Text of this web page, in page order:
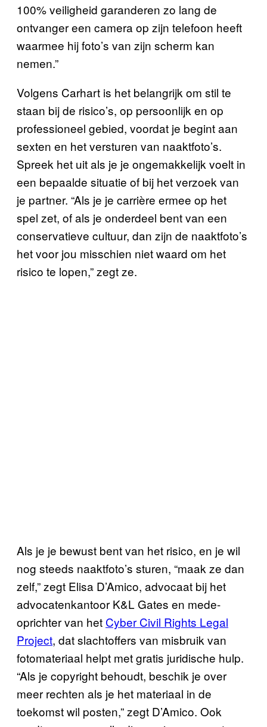
100% veiligheid garanderen zo lang de
ontvanger een camera op zijn telefoon heeft
waarmee hij foto’s van zijn scherm kan
nemen.”
Volgens Carhart is het belangrijk om stil te
staan bij de risico’s, op persoonlijk en op
professioneel gebied, voordat je begint aan
sexten en het versturen van naaktfoto’s.
Spreek het uit als je je ongemakkelijk voelt in
een bepaalde situatie of bij het verzoek van
je partner. “Als je je carrière ermee op het
spel zet, of als je onderdeel bent van een
conservatieve cultuur, dan zijn de naaktfoto’s
het voor jou misschien niet waard om het
risico te lopen,” zegt ze.
Als je je bewust bent van het risico, en je wil
nog steeds naaktfoto’s sturen, “maak ze dan
zelf,” zegt Elisa D’Amico, advocaat bij het
advocatenkantoor K&L Gates en mede-
oprichter van het Cyber Civil Rights Legal
Project, dat slachtoffers van misbruik van
fotomateriaal helpt met gratis juridische hulp.
“Als je copyright behoudt, beschik je over
meer rechten als je het materiaal in de
toekomst wil posten,” zegt D’Amico. Ook